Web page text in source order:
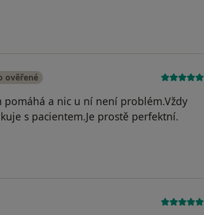
účet byl odstraněn
ověřené
a nic u ní není problém.Vždy
s pacientem.Je prostě perfektní.
účet byl odstraněn